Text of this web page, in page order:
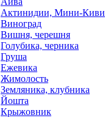
Актинидии, Мини-Киви
Виноград
Вишня, черешня
Голубика, черника
Груша
Ежевика
Жимолость
Земляника, клубника
Йошта
Крыжовник